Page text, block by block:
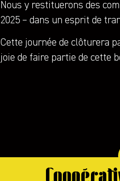
Nous y restituerons des
2025 – dans un esprit de
Cette journée de clôturera
joie de faire partie de cette